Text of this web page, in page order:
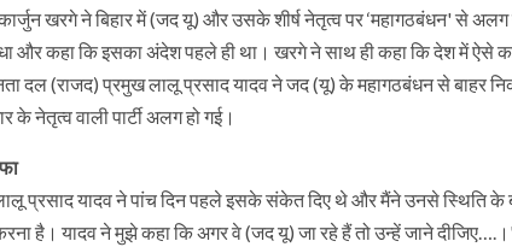
खरगे ने बिहार में (जद यू) और उसके शीर्ष नेतृत्व पर ‘महागठबंधन' से
और कहा कि इसका अंदेश पहले ही था। खरगे ने साथ ही कहा कि देश में ऐसे
दल (राजद) प्रमुख लालू प्रसाद यादव ने जद (यू) के महागठबंधन से बाहर
के नेतृत्व वाली पार्टी अलग हो गई।
प्रसाद यादव ने पांच दिन पहले इसके संकेत दिए थे और मैंने उनसे स्थिति के
है। यादव ने मुझे कहा कि अगर वे (जद यू) जा रहे हैं तो उन्हें जाने